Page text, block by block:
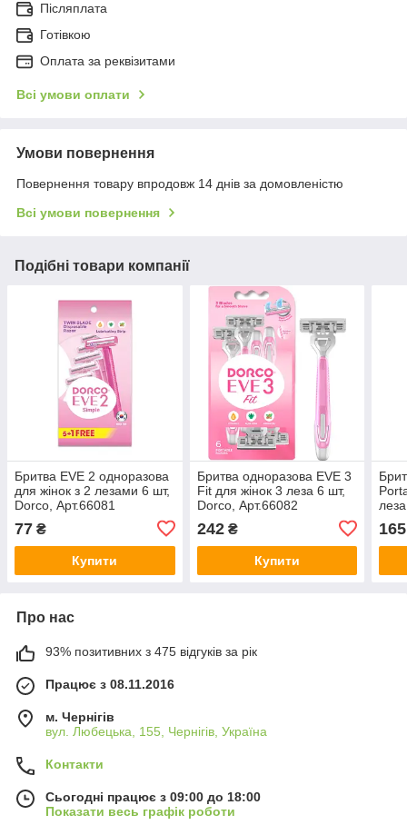
Післяплата
Готівкою
Оплата за реквізитами
Всі умови оплати
Умови повернення
Повернення товару впродовж 14 днів за домовленістю
Всі умови повернення
Подібні товари компанії
Бритва EVE 2 одноразова
для жінок з 2 лезами 6 шт,
Dorco, Арт.66081
77 ₴
Купити
Бритва одноразова EVE 3
Fit для жінок 3 леза 6 шт,
Dorco, Арт.66082
242₴
Купити
165
Про нас
93% позитивних з 475 відгуків за рік
Працює з 08.11.2016
м. Чернігів
вул. Любецька, 155, Чернігів, Україна
Контакти
Сьогодні працює з 09:00 до 18:00
Показати весь графік роботи